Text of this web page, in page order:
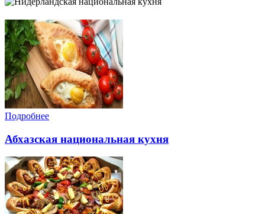
Подробнее
Абхазская национальная кухня